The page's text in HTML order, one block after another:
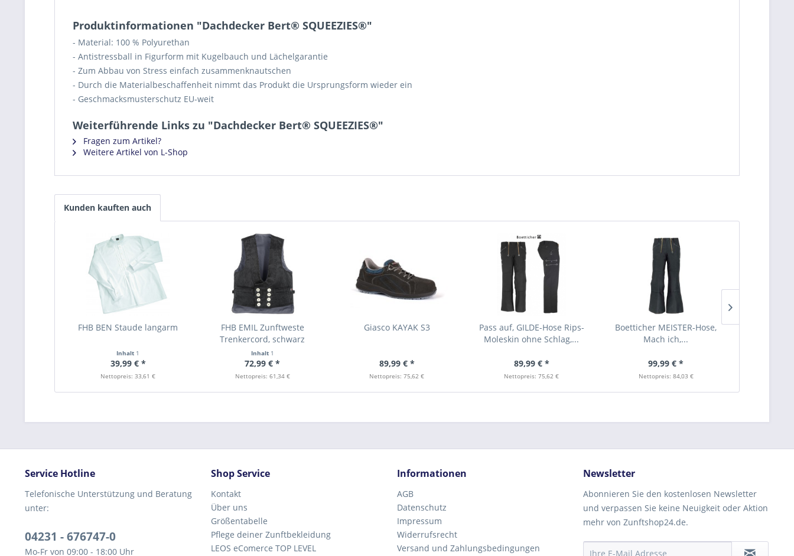
Produktinformationen "Dachdecker Bert® SQUEEZIES®"
- Material: 100 % Polyurethan
- Antistressball in Figurform mit Kugelbauch und Lächelgarantie
- Zum Abbau von Stress einfach zusammenknautschen
- Durch die Materialbeschaffenheit nimmt das Produkt die Ursprungsform wieder ein
- Geschmacksmusterschutz EU-weit
Weiterführende Links zu "Dachdecker Bert® SQUEEZIES®"
Fragen zum Artikel?
Weitere Artikel von L-Shop
Kunden kauften auch
FHB BEN Staude langarm
Inhalt 1
39,99 € *
Nettopreis: 33,61 €
FHB EMIL Zunftweste
Trenkercord, schwarz
Inhalt 1
72,99 € *
Nettopreis: 61,34 €
Giasco KAYAK S3
89,99 € *
Nettopreis: 75,62 €
Pass auf, GILDE-Hose Rips-
Moleskin ohne Schlag,...
89,99 € *
Nettopreis: 75,62 €
Boetticher MEISTER-Hose,
Mach ich,...
99,99 € *
Nettopreis: 84,03 €
Service Hotline
Telefonische Unterstützung und Beratung
unter:
04231 - 676747-0
Mo-Fr von 09:00 - 18:00 Uhr
Shop Service
Kontakt
Über uns
Größentabelle
Pflege deiner Zunftbekleidung
LEOS eComerce TOP LEVEL
Informationen
AGB
Datenschutz
Impressum
Widerrufsrecht
Versand und Zahlungsbedingungen
Newsletter
Abonnieren Sie den kostenlosen Newsletter
und verpassen Sie keine Neuigkeit oder Aktion
mehr von Zunftshop24.de.